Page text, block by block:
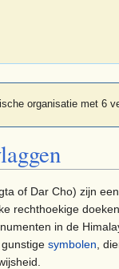
organisatie met 6
of Dar Cho) zijn
rechthoekige
in de
symbolen ,